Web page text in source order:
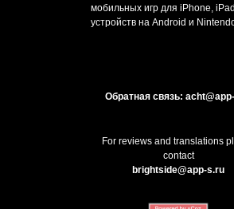
мобильных игр для iPhone,
устройств на Android и
Обратная связь:
For reviews and translations
contact
brightside@app-s.ru